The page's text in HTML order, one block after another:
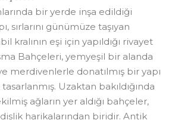
bir yerde inşa edildiği
sırlarını günümüze taşıyan
kralının eşi için yapıldığı rivayet
Bahçeleri, yemyeşil bir alanda
merdivenlerle donatılmış bir yapı
Uzaktan bakıldığında
ağların yer aldığı bahçeler,
harikalarından biridir. Antik